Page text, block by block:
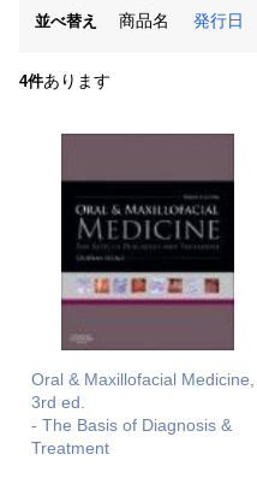
並べ替え 商品名 発行日
4件あります
Oral & Maxillofacial Medicine,
3rd ed.
- The Basis of Diagnosis &
Treatment